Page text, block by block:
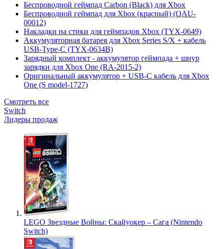
Беспроводной геймпад Carbon (Black) для Xbox
Беспроводной геймпад для Xbox (красный) (QAU-
00012)
Накладки на стики для геймпадов Xbox (TYX-0649)
Аккумуляторная батарея для Xbox Series S/X + кабель
USB-Type-C (TYX-0634B)
Зарядный комплект - аккумулятор геймпада + шнур
зарядки для Xbox One (RA-2015-2)
Оригинальный аккумулятор + USB-C кабель для Xbox
One (S model-1727)
Смотреть все
Switch
Лидеры продаж
LEGO Звездные Войны: Скайуокер – Сага (Nintendo
Switch)